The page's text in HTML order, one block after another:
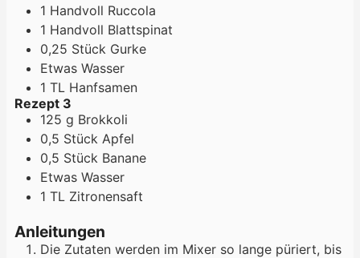
1 Handvoll Ruccola
1 Handvoll Blattspinat
0,25 Stück Gurke
Etwas Wasser
1 TL Hanfsamen
Rezept 3
125 g Brokkoli
0,5 Stück Apfel
0,5 Stück Banane
Etwas Wasser
1 TL Zitronensaft
Anleitungen
Die Zutaten werden im Mixer so lange püriert, bis